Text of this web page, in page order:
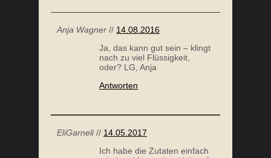
GEBACKENER KÜRBIS
Anja Wagner // 14.08.2016
Ja, das kann gut sein – klingt
nach zu viel Flüssigkeit,
oder? LG, Anja
Antworten
EliGarneli// 14.05.2017
Ich habe die Zutaten einfach